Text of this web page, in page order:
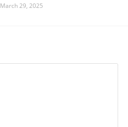
March 29, 2025